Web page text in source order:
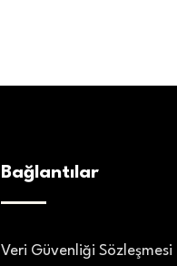
Bağlantılar
Veri Güvenliği Sözleşmesi